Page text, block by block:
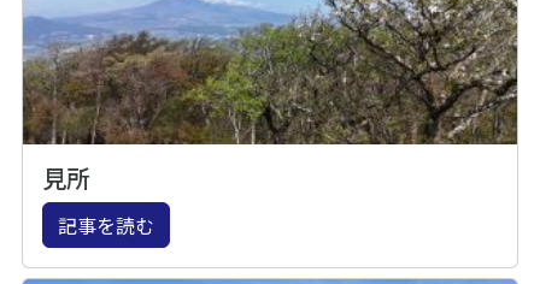
見所
記事を読む